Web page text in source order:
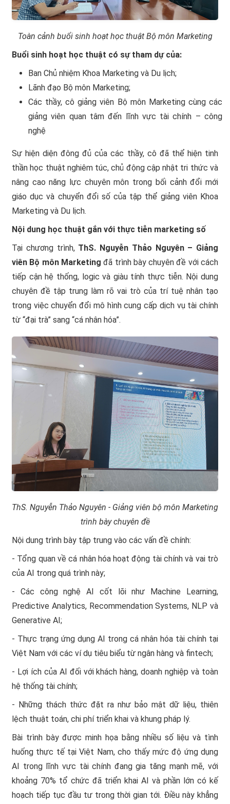
Toàn cảnh buổi sinh hoạt học thuật Bộ môn Marketing
Buổi sinh hoạt học thuật có sự tham dự của:
Ban Chủ nhiệm Khoa Marketing và Du lịch;
Lãnh đạo Bộ môn Marketing;
Các thầy, cô giảng viên Bộ môn Marketing cùng các
giảng viên quan tâm đến lĩnh vực tài chính – công
nghệ
Sự hiện diện đông đủ của các thầy, cô đã thể hiện tinh
thần học thuật nghiêm túc, chủ động cập nhật tri thức và
nâng cao năng lực chuyên môn trong bối cảnh đổi mới
giáo dục và chuyển đổi số của tập thể giảng viên Khoa
Marketing và Du lịch.
Nội dung học thuật gắn với thực tiễn marketing số
Tại chương trình, ThS. Nguyễn Thảo Nguyên – Giảng
viên Bộ môn Marketing đã trình bày chuyên đề với cách
tiếp cận hệ thống, logic và giàu tính thực tiễn. Nội dung
chuyên đề tập trung làm rõ vai trò của trí tuệ nhân tạo
trong việc chuyển đổi mô hình cung cấp dịch vụ tài chính
từ “đại trà” sang “cá nhân hóa”.
ThS. Nguyễn Thảo Nguyên - Giảng viên bộ môn Marketing
trình bày chuyên đề
Nội dung trình bày tập trung vào các vấn đề chính:
- Tổng quan về cá nhân hóa hoạt động tài chính và vai trò
của AI trong quá trình này;
- Các công nghệ AI cốt lõi như Machine Learning,
Predictive Analytics, Recommendation Systems, NLP và
Generative AI;
- Thực trạng ứng dụng AI trong cá nhân hóa tài chính tại
Việt Nam với các ví dụ tiêu biểu từ ngân hàng và fintech;
- Lợi ích của AI đối với khách hàng, doanh nghiệp và toàn
hệ thống tài chính;
- Những thách thức đặt ra như bảo mật dữ liệu, thiên
lệch thuật toán, chi phí triển khai và khung pháp lý.
Bài trình bày được minh họa bằng nhiều số liệu và tình
huống thực tế tại Việt Nam, cho thấy mức độ ứng dụng
AI trong lĩnh vực tài chính đang gia tăng mạnh mẽ, với
khoảng 70% tổ chức đã triển khai AI và phần lớn có kế
hoạch tiếp tục đầu tư trong thời gian tới. Điều này khẳng